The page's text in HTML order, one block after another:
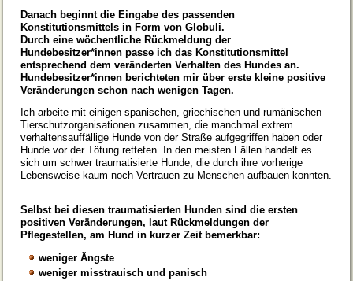
Danach beginnt die Eingabe des passenden
Konstitutionsmittels in Form von Globuli.
Durch eine wöchentliche Rückmeldung der
Hundebesitzer*innen passe ich das Konstitutionsmittel
entsprechend dem veränderten Verhalten des Hundes an.
Hundebesitzer*innen berichteten mir über erste kleine positive
Veränderungen schon nach wenigen Tagen.
Ich arbeite mit einigen spanischen, griechischen und rumänischen
Tierschutzorganisationen zusammen, die manchmal extrem
verhaltensauffällige Hunde von der Straße aufgegriffen haben oder
Hunde vor der Tötung retteten. In den meisten Fällen handelt es
sich um schwer traumatisierte Hunde, die durch ihre vorherige
Lebensweise kaum noch Vertrauen zu Menschen aufbauen konnten.
Selbst bei diesen traumatisierten Hunden sind die ersten
positiven Veränderungen, laut Rückmeldungen der
Pflegestellen, am Hund in kurzer Zeit bemerkbar:
weniger Ängste
weniger misstrauisch und panisch